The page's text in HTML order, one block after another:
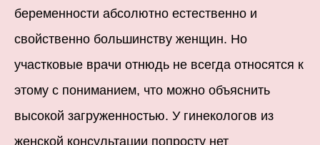
беременности абсолютно естественно и
свойственно большинству женщин. Но
участковые врачи отнюдь не всегда относятся к
этому с пониманием, что можно объяснить
высокой загруженностью. У гинекологов из
женской консультации попросту нет